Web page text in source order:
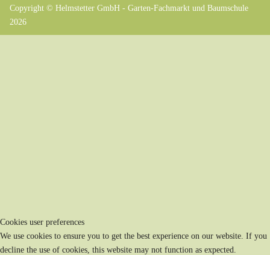
Copyright © Helmstetter GmbH - Garten-Fachmarkt und Baumschule
2026
Cookies user preferences
We use cookies to ensure you to get the best experience on our website. If you
decline the use of cookies, this website may not function as expected.